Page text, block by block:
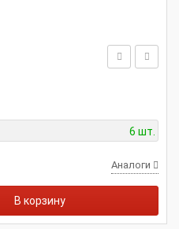
6 шт.
Аналоги
В корзину